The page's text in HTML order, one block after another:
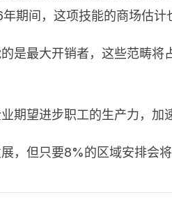
期间，这项技能的商场估计
是最大开销者，这些范畴
期望进步职工的生产力，加
，但只要8%的区域安排会